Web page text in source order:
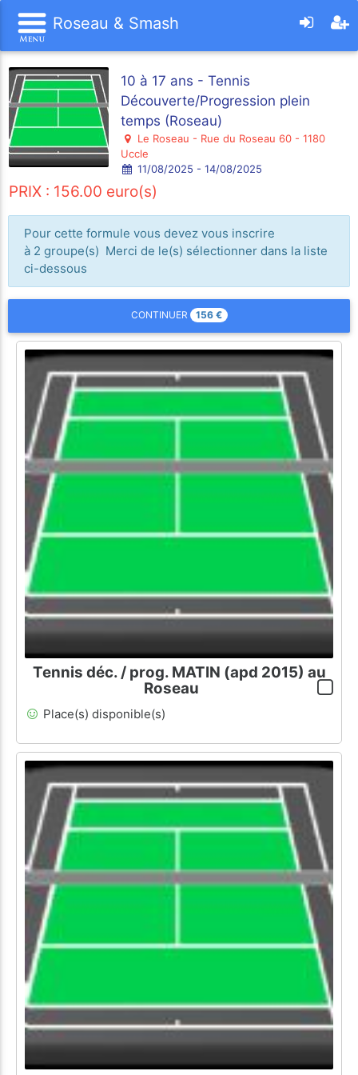
Roseau & Smash
10 à 17 ans - Tennis
Découverte/Progression plein
temps (Roseau)
Le Roseau - Rue du Roseau 60 - 1180
Uccle
11/08/2025 - 14/08/2025
PRIX : 156.00 euro(s)
Pour cette formule vous devez vous inscrire
à 2 groupe(s) Merci de le(s) sélectionner dans la liste
ci-dessous
CONTINUER 156 €
Tennis déc. / prog. MATIN (apd 2015) au
Roseau
Place(s) disponible(s)